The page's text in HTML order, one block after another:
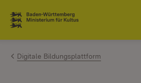
Zum Inhalt springen
Link zur Startseite
Digitale Bildungsplattform